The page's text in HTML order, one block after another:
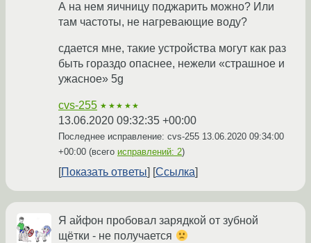
А на нем яичницу поджарить можно? Или
там частоты, не нагревающие воду?
сдается мне, такие устройства могут как раз
быть гораздо опаснее, нежели «страшное и
ужасное» 5g
cvs-255 ★★★★★
13.06.2020 09:32:35 +00:00
Последнее исправление: cvs-255 13.06.2020 09:34:00
+00:00 (всего исправлений: 2)
Показать ответы Ссылка
Я айфон пробовал зарядкой от зубной
щётки - не получается